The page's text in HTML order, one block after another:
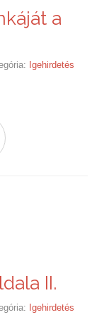
a
Igehirdetés
II.
Igehirdetés